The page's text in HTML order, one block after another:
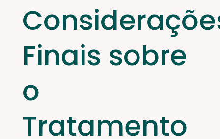
Finais sobre
o
Tratamento